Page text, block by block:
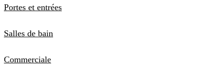
Portes et entrées
Salles de bain
Commerciale